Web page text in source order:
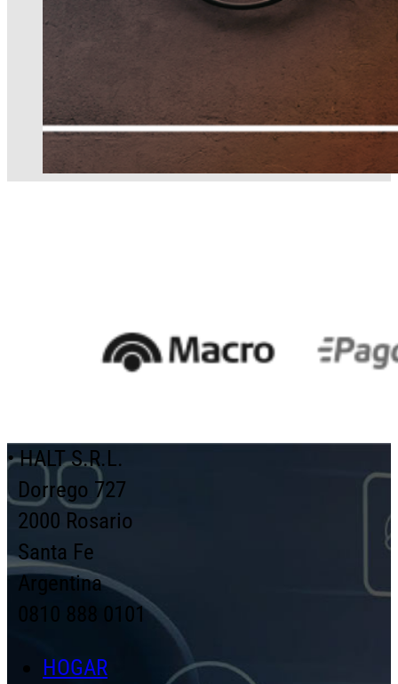
• HALT S.R.L.
Dorrego 727
2000 Rosario
Santa Fe
Argentina
0810 888 0101
HOGAR